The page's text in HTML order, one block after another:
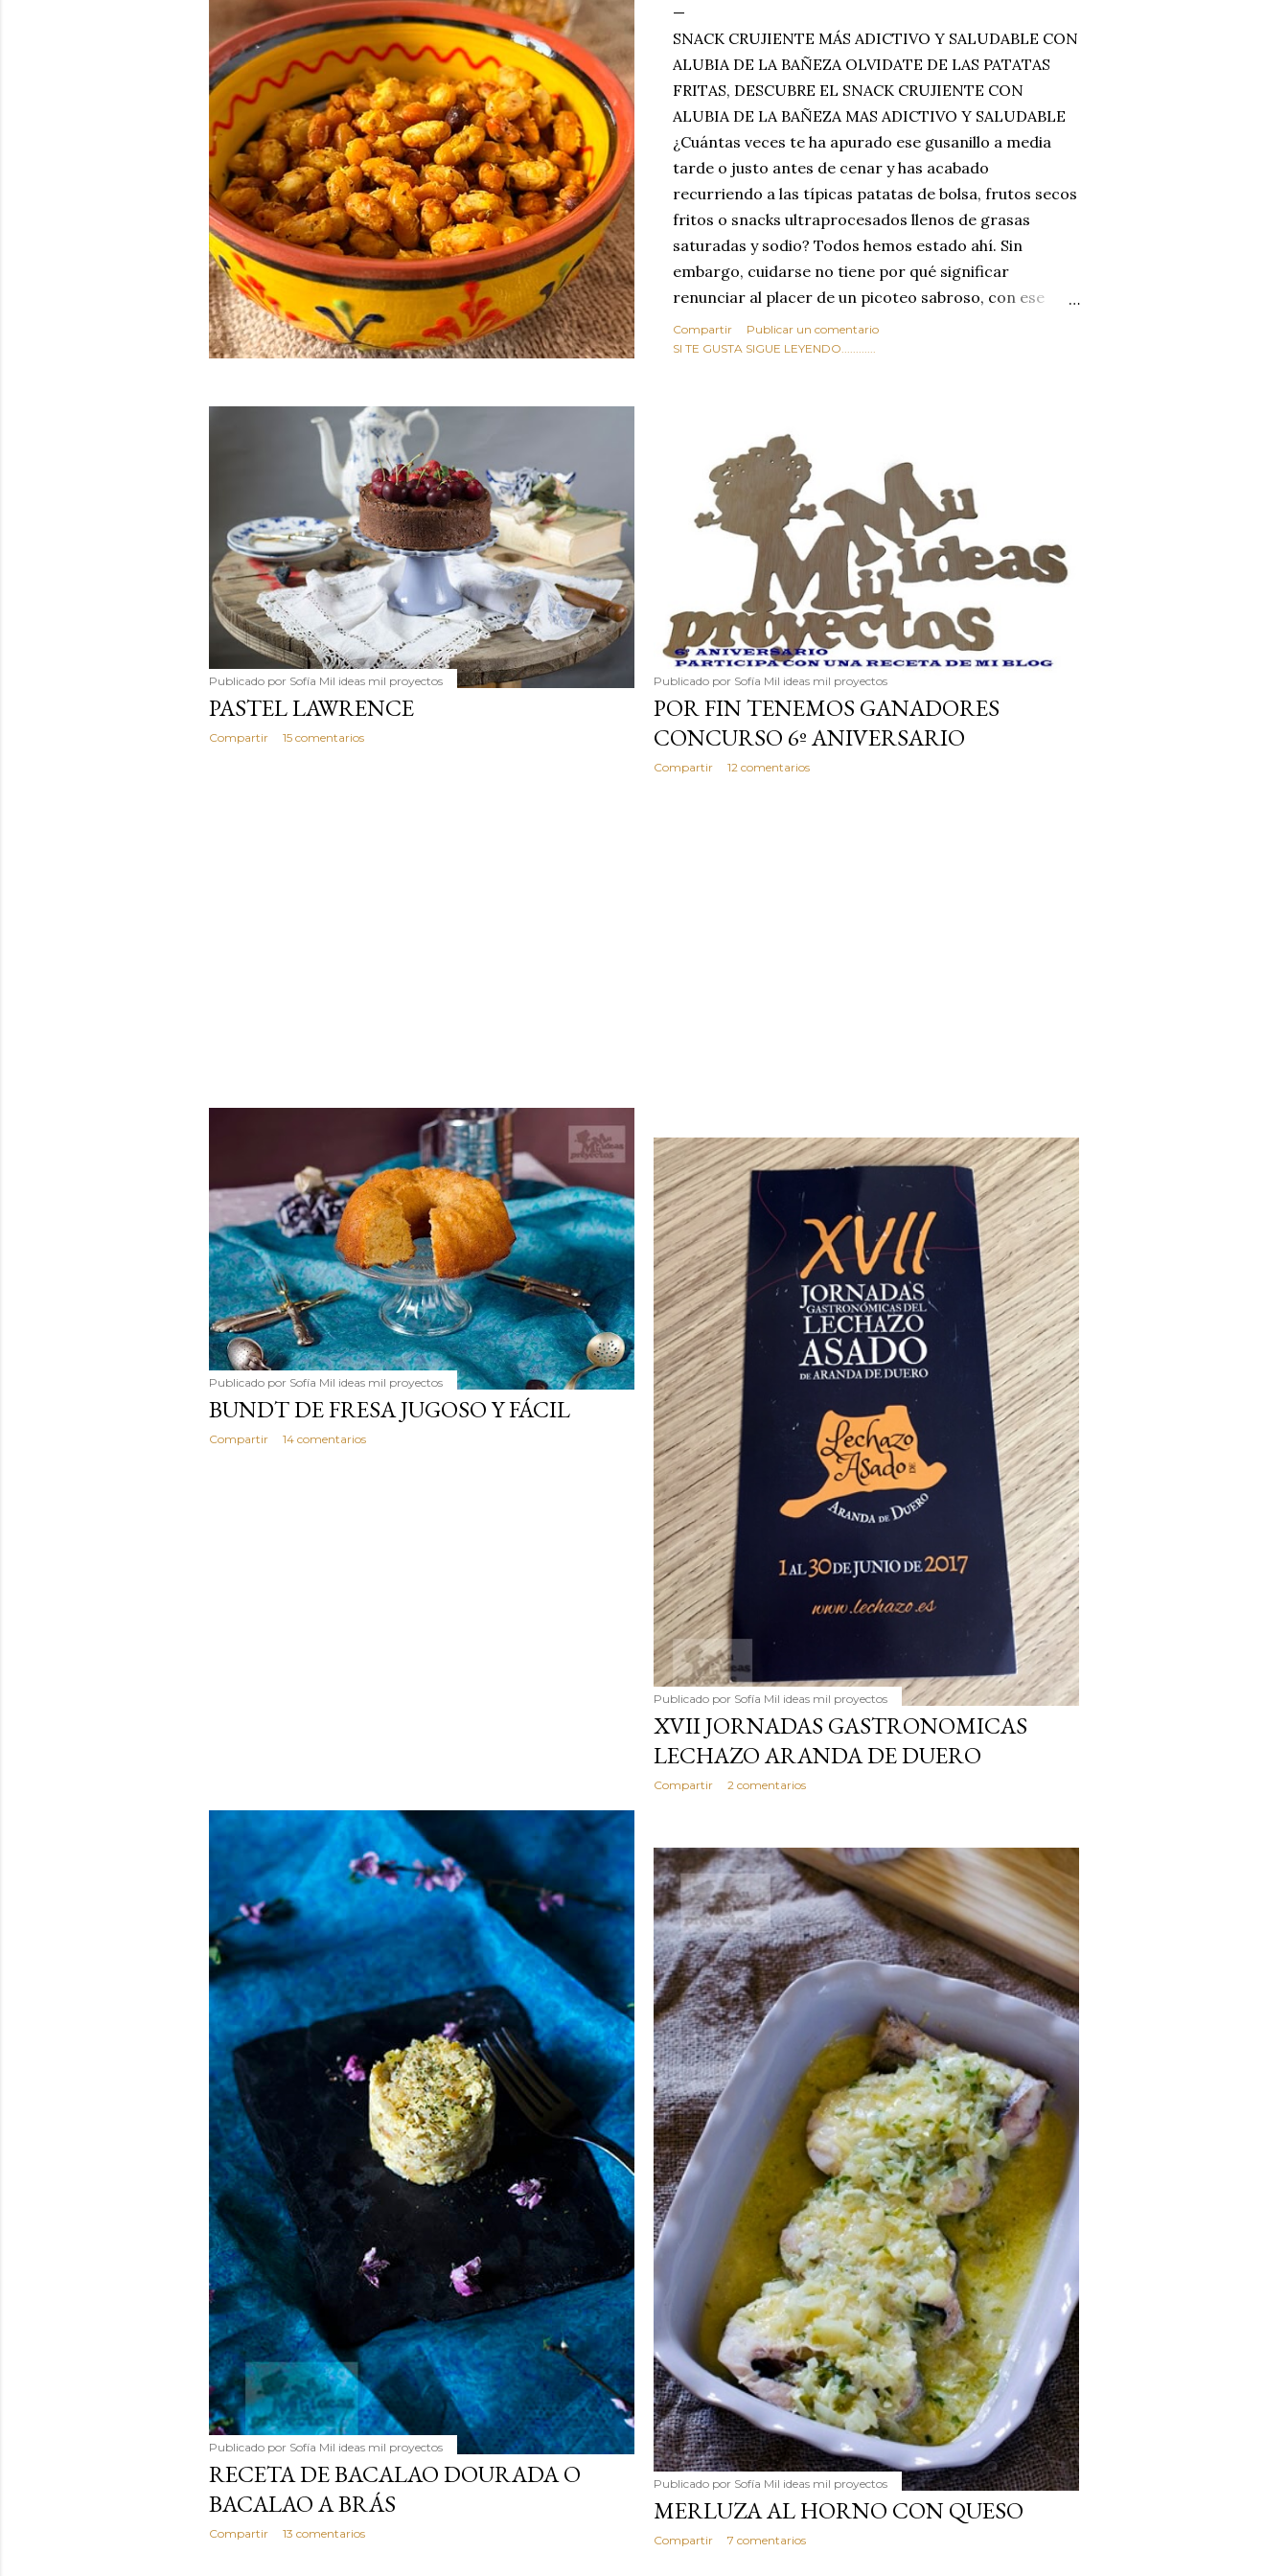
SNACK CRUJIENTE MÁS ADICTIVO Y SALUDABLE CON
ALUBIA DE LA BAÑEZA OLVIDATE DE LAS PATATAS
FRITAS, DESCUBRE EL SNACK CRUJIENTE CON
ALUBIA DE LA BAÑEZA MAS ADICTIVO Y SALUDABLE
¿Cuántas veces te ha apurado ese gusanillo a media
tarde o justo antes de cenar y has acabado
recurriendo a las típicas patatas de bolsa, frutos secos
fritos o snacks ultraprocesados llenos de grasas
saturadas y sodio? Todos hemos estado ahí. Sin
embargo, cuidarse no tiene por qué significar
renunciar al placer de un picoteo sabroso, con ese
toque tostado y crujiente que tanto nos satisface.
Estas alubias crujientes al horno van a cambiar por
simple pero revolucionaria, transformaremos un
ingrediente tan humilde como la alubia de La Bañeza
en un snack ligero, dorado, cargado de proteína y
100% natural. Es el sustituto perfecto a los frutos se...
Compartir
Publicar un comentario
SI TE GUSTA SIGUE LEYENDO............
Publicado por Sofía Mil ideas mil proyectos
PASTEL LAWRENCE
Compartir 15 comentarios
Publicado por Sofía Mil ideas mil proyectos
POR FIN TENEMOS GANADORES
CONCURSO 6º ANIVERSARIO
Compartir 12 comentarios
Publicado por Sofía Mil ideas mil proyectos
BUNDT DE FRESA JUGOSO Y FÁCIL
Compartir 14 comentarios
Publicado por Sofía Mil ideas mil proyectos
XVII JORNADAS GASTRONOMICAS
LECHAZO ARANDA DE DUERO
Compartir 2 comentarios
Publicado por Sofía Mil ideas mil proyectos
RECETA DE BACALAO DOURADA O
BACALAO A BRÁS
Compartir 13 comentarios
Publicado por Sofía Mil ideas mil proyectos
MERLUZA AL HORNO CON QUESO
Compartir 7 comentarios